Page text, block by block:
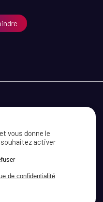
vous donne le
activer
de confidentialité